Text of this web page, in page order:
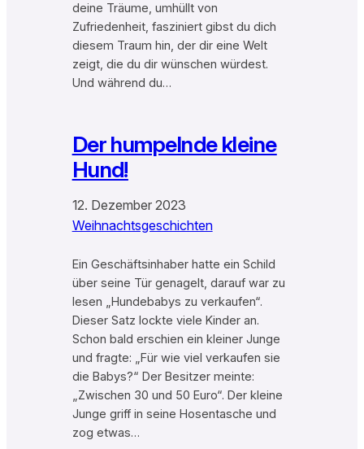
deine Träume, umhüllt von
Zufriedenheit, fasziniert gibst du dich
diesem Traum hin, der dir eine Welt
zeigt, die du dir wünschen würdest.
Und während du…
Der humpelnde kleine
Hund!
12. Dezember 2023
Weihnachtsgeschichten
Ein Geschäftsinhaber hatte ein Schild
über seine Tür genagelt, darauf war zu
lesen „Hundebabys zu verkaufen“.
Dieser Satz lockte viele Kinder an.
Schon bald erschien ein kleiner Junge
und fragte: „Für wie viel verkaufen sie
die Babys?“ Der Besitzer meinte:
„Zwischen 30 und 50 Euro“. Der kleine
Junge griff in seine Hosentasche und
zog etwas…